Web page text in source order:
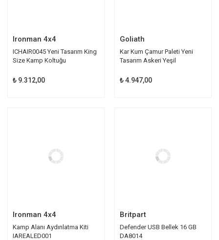
Ironman 4x4
ICHAIR0045 Yeni Tasarım King
Size Kamp Koltuğu
₺ 9.312,00
Goliath
Kar Kum Çamur Paleti Yeni
Tasarım Askeri Yeşil
₺ 4.947,00
Ironman 4x4
Kamp Alanı Aydınlatma Kiti
IAREALED001
Britpart
Defender USB Bellek 16 GB
DA8014